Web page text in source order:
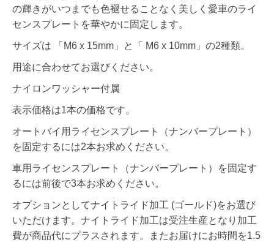
の輝きがいつまでも色褪せることなく美しく愛車のライ
センスプレートを華やかに固定します。
サイズは 「M6 x 15mm」と「 M6 x 10mm」の2種類。
用途に合わせてお選びください。
ナイロンワッシャー付属
表示価格は1本の価格です。
オートバイ用ライセンスプレート（ナンバープレート）
を固定するには2本お求めください。
車用ライセンスプレート（ナンバープレート）を固定す
るには前後で3本お求めください。
オプションとしてナイトライド加工 (ゴールド)をお選び
いただけます。ナイトライド加工は受注生産となり加工
費が商品代にプラスされます。またお届けにお時間を1.5